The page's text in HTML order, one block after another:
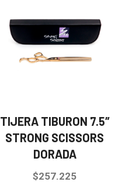
TIJERA TIBURON 7.5″
STRONG SCISSORS
DORADA
$257.225